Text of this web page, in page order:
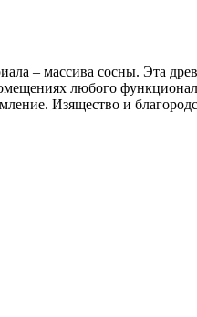
– массива сосны. Эта
любого
Изящество и